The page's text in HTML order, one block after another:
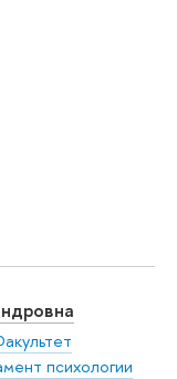
психологии